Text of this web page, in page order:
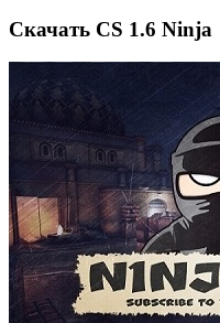
Cкачать CS 1.6 Ninja